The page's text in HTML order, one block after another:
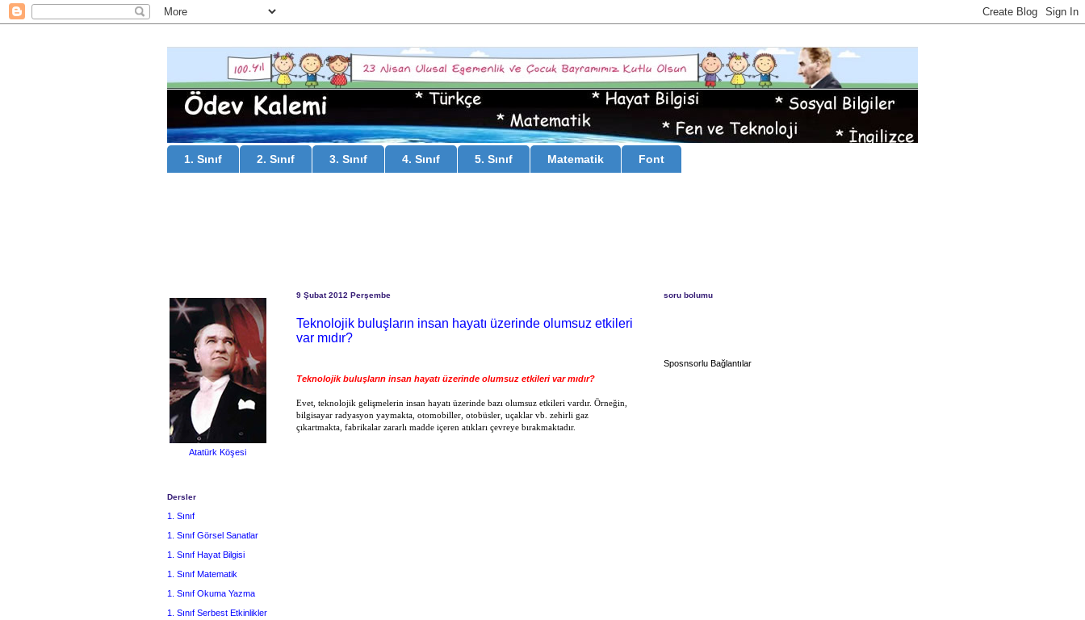
1. Sınıf 2. Sınıf 3. Sınıf 4. Sınıf 5. Sınıf Matematik Font
9 Şubat 2012 Perşembe
Teknolojik buluşların insan hayatı üzerinde olumsuz etkileri
var mıdır?
Teknolojik buluşların insan hayatı üzerinde olumsuz etkileri var mıdır?
Evet, teknolojik gelişmelerin insan hayatı üzerinde bazı olumsuz etkileri vardır. Örneğin,
bilgisayar radyasyon yaymakta, otomobiller, otobüsler, uçaklar vb. zehirli gaz
çıkartmakta, fabrikalar zararlı madde içeren atıkları çevreye bırakmaktadır.
Atatürk Köşesi
Dersler
1. Sınıf
1. Sınıf Görsel Sanatlar
1. Sınıf Hayat Bilgisi
1. Sınıf Matematik
1. Sınıf Okuma Yazma
1. Sınıf Serbest Etkinlikler
soru bolumu
Sposnsorlu Bağlantılar